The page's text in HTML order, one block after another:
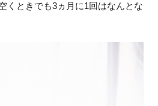
くときでも3ヵ月に1回はなんとな